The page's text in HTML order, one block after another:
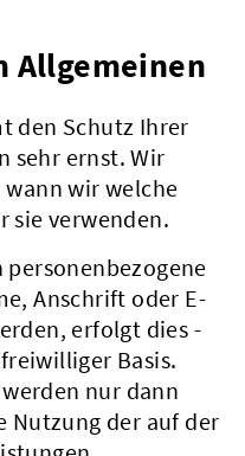
Allgemeinen
den Schutz Ihrer
sehr ernst. Wir
wann wir welche
sie verwenden.
Anschrift oder E-
erfolgt dies -
Basis.
nur dann
Nutzung der auf der